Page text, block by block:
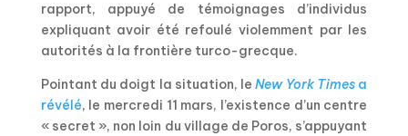
rapport, appuyé de témoignages d’individus
expliquant avoir été refoulé violemment par les
autorités à la frontière turco-grecque.
Pointant du doigt la situation, leNew York Timesa
révélé, le mercredi 11 mars, l’existence d’un centre
« secret », non loin du village de Poros, s’appuyant